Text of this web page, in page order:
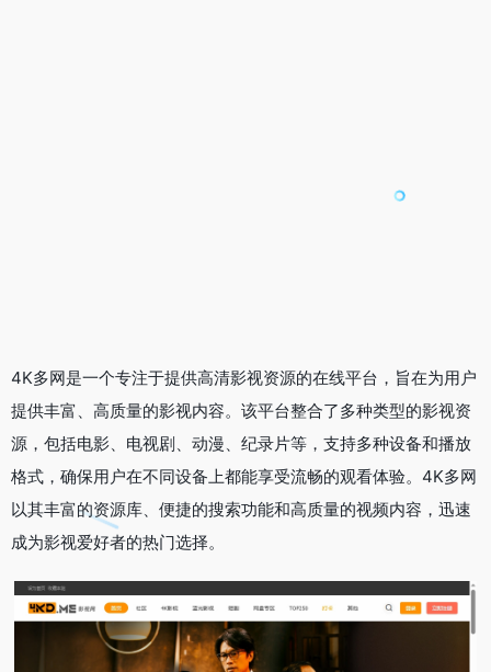
4K多网是一个专注于提供高清影视资源的在线平台，旨在为用户
提供丰富、高质量的影视内容。该平台整合了多种类型的影视资
源，包括电影、电视剧、动漫、纪录片等，支持多种设备和播放
格式，确保用户在不同设备上都能享受流畅的观看体验。4K多网
以其丰富的资源库、便捷的搜索功能和高质量的视频内容，迅速
成为影视爱好者的热门选择。